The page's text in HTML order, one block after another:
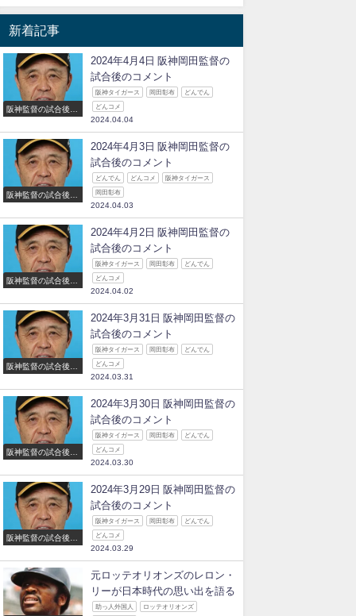
新着記事
阪神監督の試合後の
2024年4月4日 阪神岡田監督の
試合後のコメント
阪神タイガース 岡田彰布 どんでん
どんコメ
2024.04.04
阪神監督の試合後の
2024年4月3日 阪神岡田監督の
試合後のコメント
どんでん どんコメ 阪神タイガース
岡田彰布
2024.04.03
阪神監督の試合後の
2024年4月2日 阪神岡田監督の
試合後のコメント
阪神タイガース 岡田彰布 どんでん
どんコメ
2024.04.02
阪神監督の試合後の
2024年3月31日 阪神岡田監督の
試合後のコメント
阪神タイガース 岡田彰布 どんでん
どんコメ
2024.03.31
阪神監督の試合後の
2024年3月30日 阪神岡田監督の
試合後のコメント
阪神タイガース 岡田彰布 どんでん
どんコメ
2024.03.30
阪神監督の試合後の
2024年3月29日 阪神岡田監督の
試合後のコメント
阪神タイガース 岡田彰布 どんでん
どんコメ
2024.03.29
元ロッテオリオンズのレロン・
リーが日本時代の思い出を語る
助っ人外国人 ロッテオリオンズ